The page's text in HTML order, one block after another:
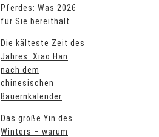
Pferdes: Was 2026
für Sie bereithält
Die kälteste Zeit des
Jahres: Xiao Han
nach dem
chinesischen
Bauernkalender
Das große Yin des
Winters – warum